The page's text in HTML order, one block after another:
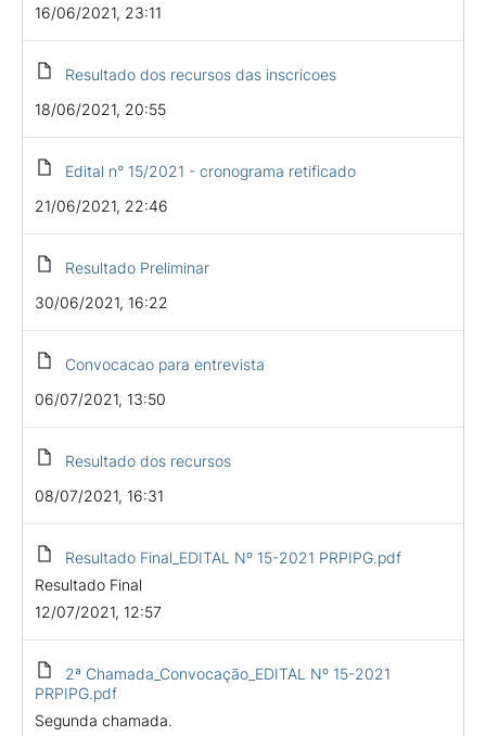
16/06/2021, 23:11
Resultado dos recursos das inscricoes
18/06/2021, 20:55
Edital n° 15/2021 - cronograma retificado
21/06/2021, 22:46
Resultado Preliminar
30/06/2021, 16:22
Convocacao para entrevista
06/07/2021, 13:50
Resultado dos recursos
08/07/2021, 16:31
Resultado Final_EDITAL Nº 15-2021 PRPIPG.pdf
Resultado Final
12/07/2021, 12:57
2ª Chamada_Convocação_EDITAL Nº 15-2021
PRPIPG.pdf
Segunda chamada.